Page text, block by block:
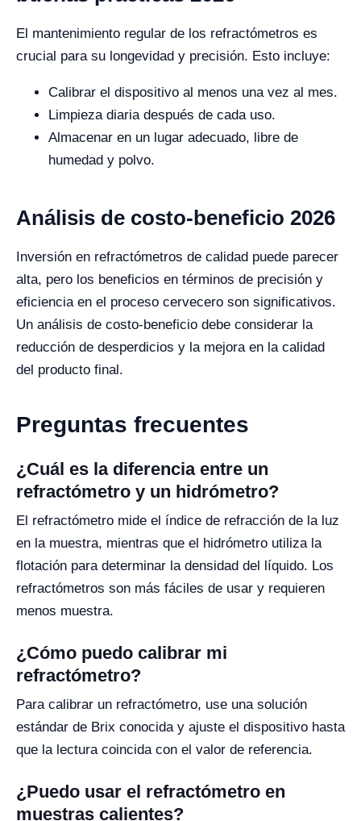
El mantenimiento regular de los refractómetros es
crucial para su longevidad y precisión. Esto incluye:
Calibrar el dispositivo al menos una vez al mes.
Limpieza diaria después de cada uso.
Almacenar en un lugar adecuado, libre de
humedad y polvo.
Análisis de costo-beneficio 2026
Inversión en refractómetros de calidad puede parecer
alta, pero los beneficios en términos de precisión y
eficiencia en el proceso cervecero son significativos.
Un análisis de costo-beneficio debe considerar la
reducción de desperdicios y la mejora en la calidad
del producto final.
Preguntas frecuentes
¿Cuál es la diferencia entre un
refractómetro y un hidrómetro?
El refractómetro mide el índice de refracción de la luz
en la muestra, mientras que el hidrómetro utiliza la
flotación para determinar la densidad del líquido. Los
refractómetros son más fáciles de usar y requieren
menos muestra.
¿Cómo puedo calibrar mi
refractómetro?
Para calibrar un refractómetro, use una solución
estándar de Brix conocida y ajuste el dispositivo hasta
que la lectura coincida con el valor de referencia.
¿Puedo usar el refractómetro en
muestras calientes?